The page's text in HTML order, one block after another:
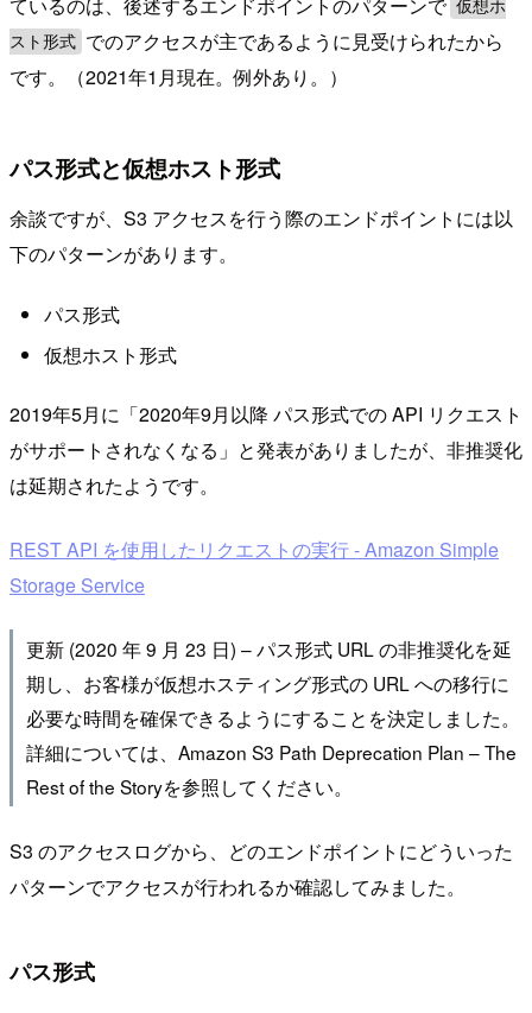
ているのは、後述するエンドポイントのパターンで 仮想ホ
スト形式 でのアクセスが主であるように見受けられたから
です。（2021年1月現在。例外あり。）
パス形式と仮想ホスト形式
余談ですが、S3 アクセスを行う際のエンドポイントには以
下のパターンがあります。
パス形式
仮想ホスト形式
2019年5月に「2020年9月以降 パス形式での API リクエスト
がサポートされなくなる」と発表がありましたが、非推奨化
は延期されたようです。
REST API を使用したリクエストの実行 - Amazon Simple
Storage Service
更新 (2020 年 9 月 23 日) – パス形式 URL の非推奨化を延
期し、お客様が仮想ホスティング形式の URL への移行に
必要な時間を確保できるようにすることを決定しました。
詳細については、Amazon S3 Path Deprecation Plan – The
Rest of the Storyを参照してください。
S3 のアクセスログから、どのエンドポイントにどういった
パターンでアクセスが行われるか確認してみました。
パス形式